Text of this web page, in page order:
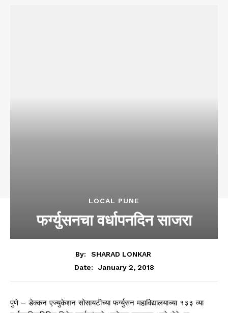
LOCAL PUNE
फर्ग्युसनचा वर्धापनदिन साजरा
By:
SHARAD LONKAR
Date:
January 2, 2018
पुणे – डेक्कन एज्युकेशन सोसायटीच्या फर्ग्युसन महाविद्यालयाच्या १३३ व्या